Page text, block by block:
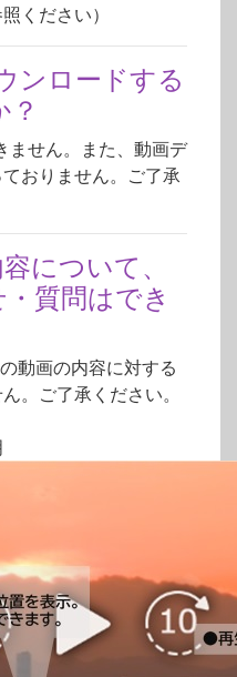
ください）
ンロードする
ません。また、動画デ
おりません。ご了承
について、
質問はでき
動画の内容に対する
。ご了承ください。